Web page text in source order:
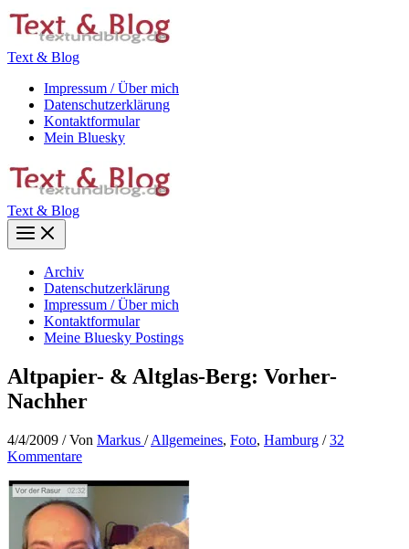
Zum
Inhalt
Text & Blog
Impressum / Über mich
Datenschutzerklärung
Kontaktformular
Mein Bluesky
Text & Blog
Main
Menu
Archiv
Datenschutzerklärung
Impressum / Über mich
Kontaktformular
Meine Bluesky Postings
Altpapier- & Altglas-Berg: Vorher-
Nachher
4/4/2009 / Von Markus /Allgemeines, Foto, Hamburg /32
Kommentare